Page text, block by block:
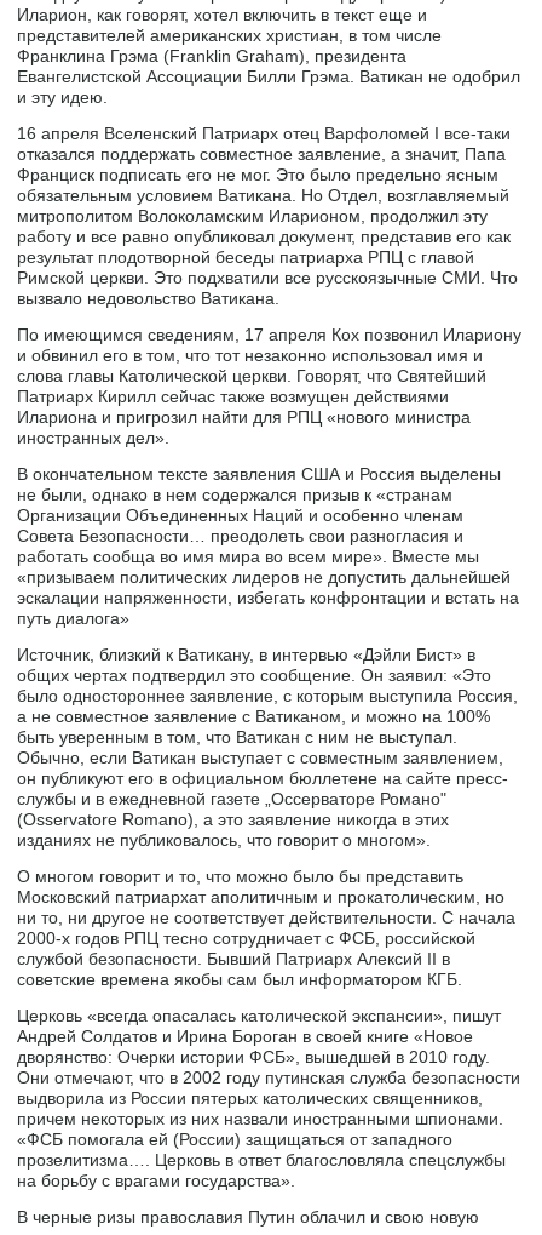
Иларион, как говорят, хотел включить в текст еще и
представителей американских христиан, в том числе
Франклина Грэма (Franklin Graham), президента
Евангелистской Ассоциации Билли Грэма. Ватикан не одобрил
и эту идею.
16 апреля Вселенский Патриарх отец Варфоломей I все-таки
отказался поддержать совместное заявление, а значит, Папа
Франциск подписать его не мог. Это было предельно ясным
обязательным условием Ватикана. Но Отдел, возглавляемый
митрополитом Волоколамским Иларионом, продолжил эту
работу и все равно опубликовал документ, представив его как
результат плодотворной беседы патриарха РПЦ с главой
Римской церкви. Это подхватили все русскоязычные СМИ. Что
вызвало недовольство Ватикана.
По имеющимся сведениям, 17 апреля Кох позвонил Илариону
и обвинил его в том, что тот незаконно использовал имя и
слова главы Католической церкви. Говорят, что Святейший
Патриарх Кирилл сейчас также возмущен действиями
Илариона и пригрозил найти для РПЦ «нового министра
иностранных дел».
В окончательном тексте заявления США и Россия выделены
не были, однако в нем содержался призыв к «странам
Организации Объединенных Наций и особенно членам
Совета Безопасности… преодолеть свои разногласия и
работать сообща во имя мира во всем мире». Вместе мы
«призываем политических лидеров не допустить дальнейшей
эскалации напряженности, избегать конфронтации и встать на
путь диалога»
Источник, близкий к Ватикану, в интервью «Дэйли Бист» в
общих чертах подтвердил это сообщение. Он заявил: «Это
было одностороннее заявление, с которым выступила Россия,
а не совместное заявление с Ватиканом, и можно на 100%
быть уверенным в том, что Ватикан с ним не выступал.
Обычно, если Ватикан выступает с совместным заявлением,
он публикуют его в официальном бюллетене на сайте пресс-
службы и в ежедневной газете „Оссерваторе Романо"
(Osservatore Romano), а это заявление никогда в этих
изданиях не публиковалось, что говорит о многом».
О многом говорит и то, что можно было бы представить
Московский патриархат аполитичным и прокатолическим, но
ни то, ни другое не соответствует действительности. С начала
2000-х годов РПЦ тесно сотрудничает с ФСБ, российской
службой безопасности. Бывший Патриарх Алексий II в
советские времена якобы сам был информатором КГБ.
Церковь «всегда опасалась католической экспансии», пишут
Андрей Солдатов и Ирина Бороган в своей книге «Новое
дворянство: Очерки истории ФСБ», вышедшей в 2010 году.
Они отмечают, что в 2002 году путинская служба безопасности
выдворила из России пятерых католических священников,
причем некоторых из них назвали иностранными шпионами.
«ФСБ помогала ей (России) защищаться от западного
прозелитизма…. Церковь в ответ благословляла спецслужбы
на борьбу с врагами государства».
В черные ризы православия Путин облачил и свою новую